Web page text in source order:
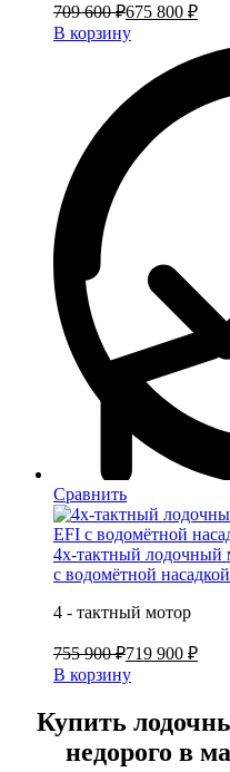
709 600 ₽675 800 ₽
В корзину
Сравнить
4х-тактный
с водомётной насадкой
4 - тактный мотор
755 900 ₽719 900 ₽
В корзину
Купить
недорого в